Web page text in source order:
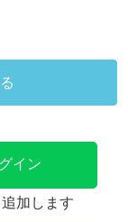
イン
加します